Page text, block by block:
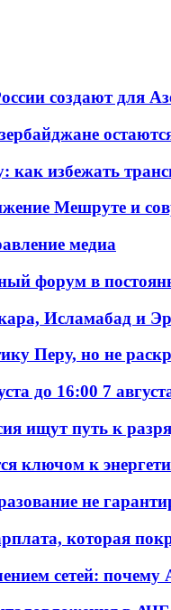
создают для
как избежать
Мешруте и
медиа
форум в
Исламабад и
Перу, но не
до 16:00 7
ищут путь к
ключом к
не
которая
сетей: почему